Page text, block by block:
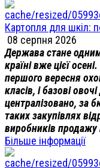
Картопля для шкіл:
08 серпня 2026
Держава стане
країні вже цієї
першого вересня
класів, і базові
централізовано, за
таких закупівлях
виробників продажу
Більше інформації